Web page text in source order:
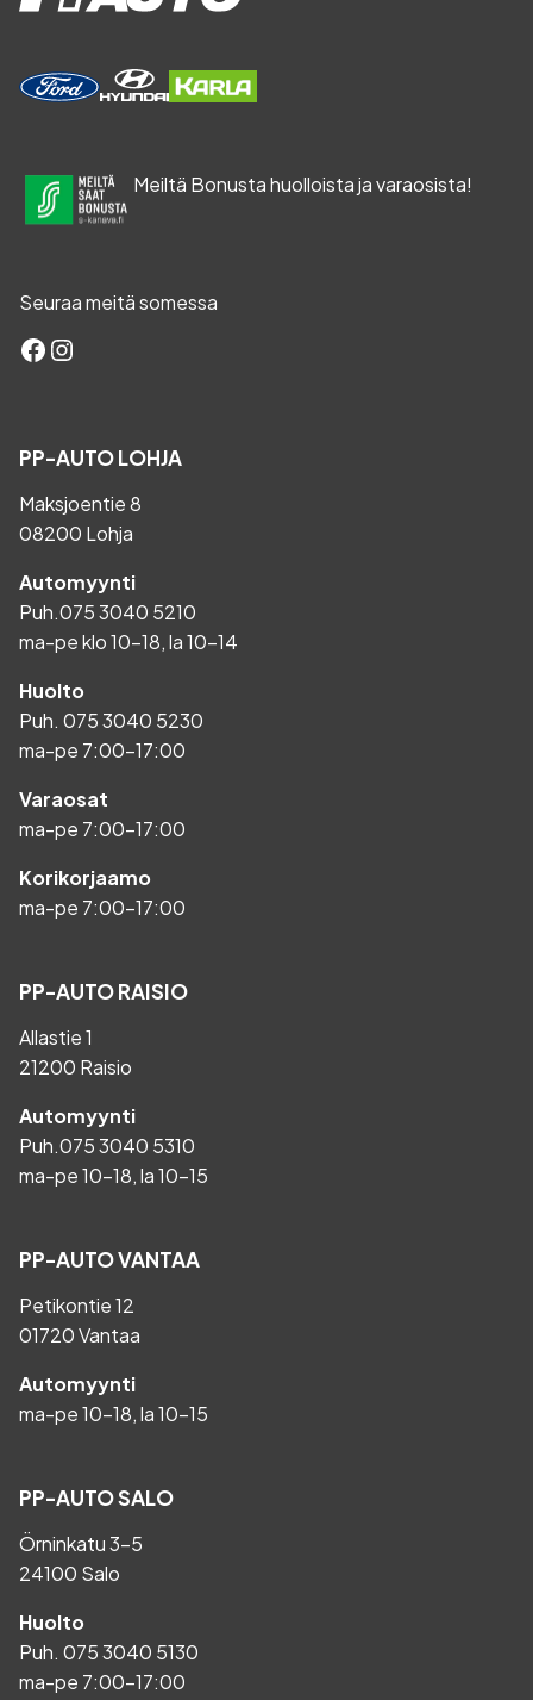
Meiltä Bonusta huolloista ja varaosista!
Seuraa meitä somessa
Facebook
Instagram
PP-AUTO LOHJA
Maksjoentie 8
08200 Lohja
Automyynti
Puh.075 3040 5210
ma-pe klo 10-18, la 10-14
Huolto
Puh. 075 3040 5230
ma-pe 7:00-17:00
Varaosat
ma-pe 7:00-17:00
Korikorjaamo
ma-pe 7:00-17:00
PP-AUTO RAISIO
Allastie 1
21200 Raisio
Automyynti
Puh.075 3040 5310
ma-pe 10-18, la 10-15
PP-AUTO VANTAA
Petikontie 12
01720 Vantaa
Automyynti
ma-pe 10-18, la 10-15
PP-AUTO SALO
Örninkatu 3-5
24100 Salo
Huolto
Puh. 075 3040 5130
ma-pe 7:00-17:00